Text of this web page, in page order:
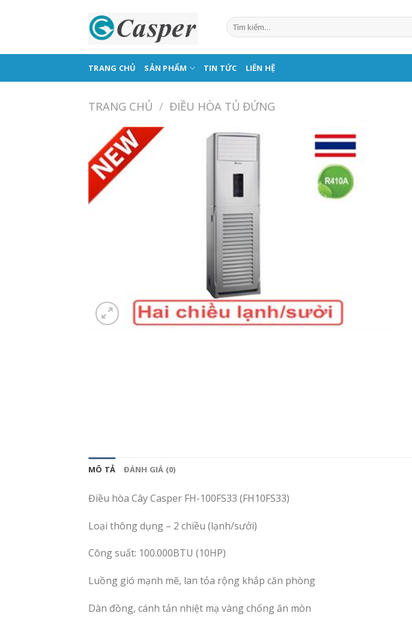
TRANG CHỦ SẢN PHẨM TIN TỨC LIÊN HỆ
TRANG CHỦ / ĐIỀU HÒA TỦ ĐỨNG
MÔ TẢ ĐÁNH GIÁ (0)
Điều hòa Cây Casper FH-100FS33 (FH10FS33)
Loại thông dụng – 2 chiều (lạnh/sưởi)
Công suất: 100.000BTU (10HP)
Luồng gió mạnh mẽ, lan tỏa rộng khắp căn phòng
Dàn đồng, cánh tản nhiệt mạ vàng chống ăn mòn